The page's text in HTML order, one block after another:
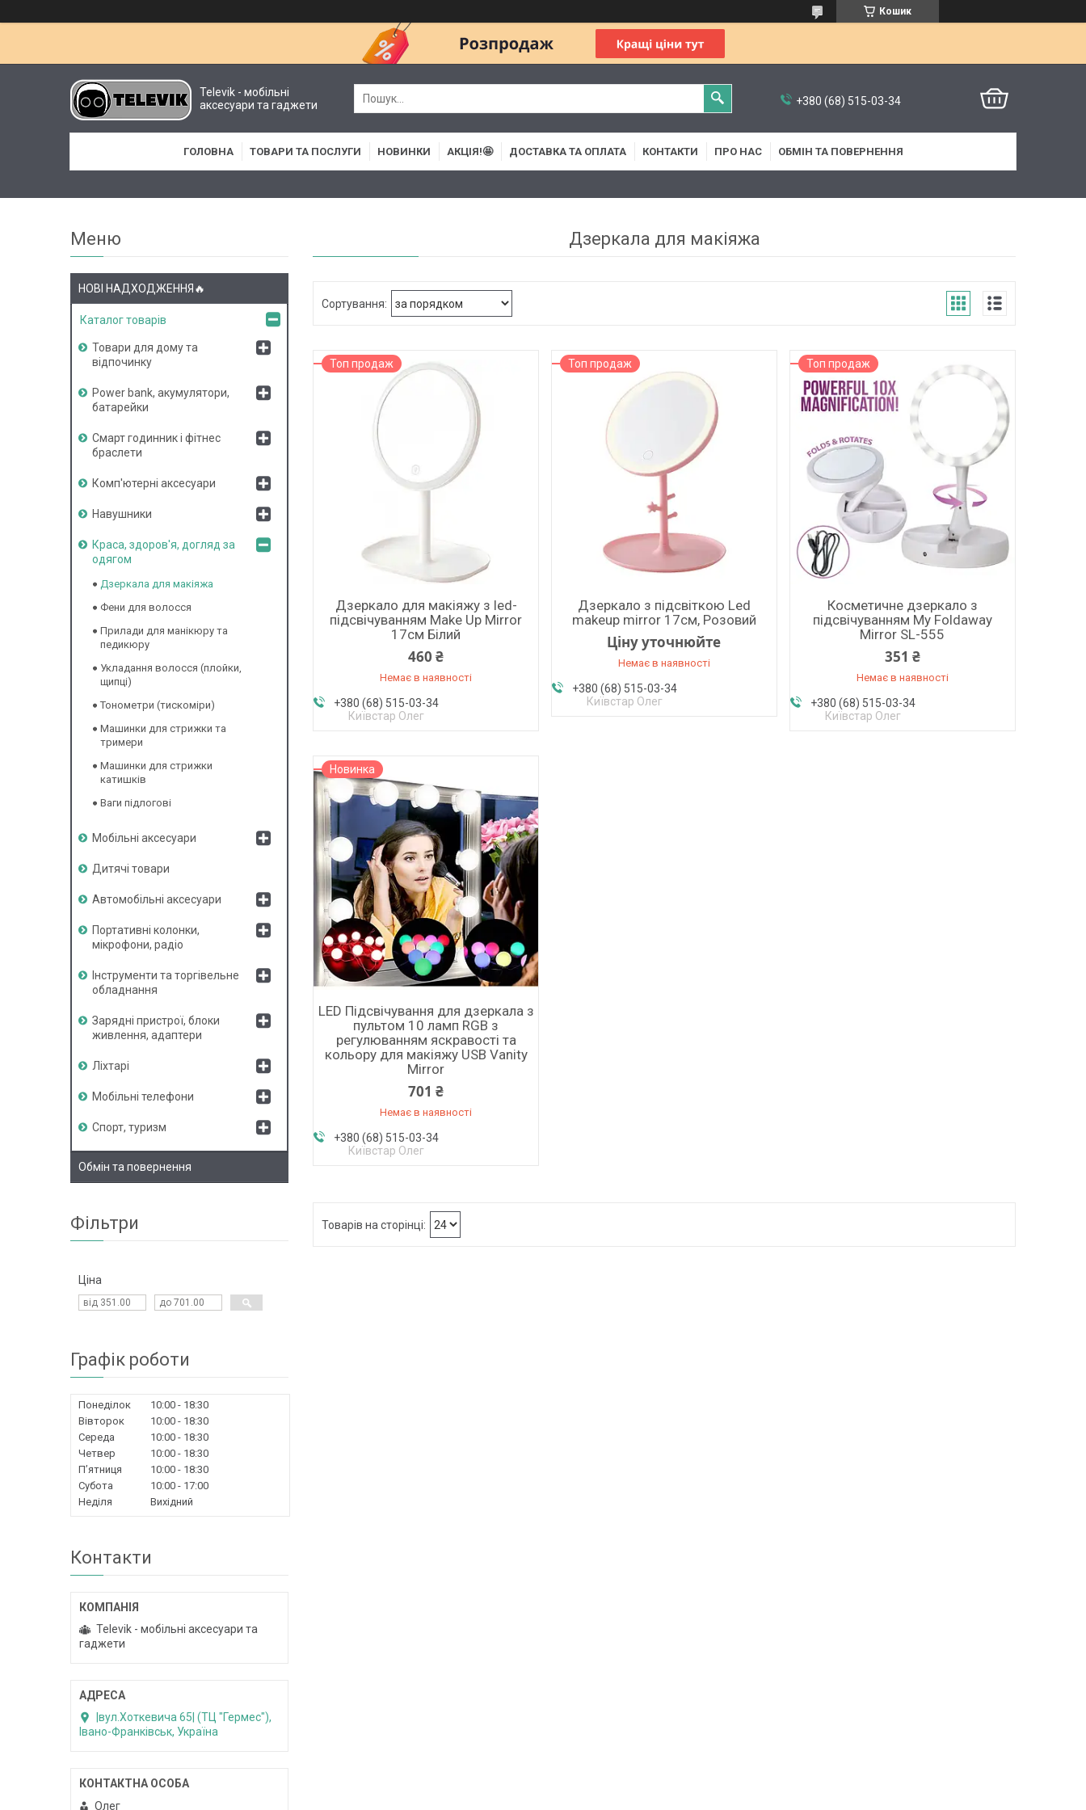
Кошик
Televik - мобільні
аксесуари та гаджети
+380 (68) 515-03-34
ГОЛОВНА ТОВАРИ ТА ПОСЛУГИ НОВИНКИ АКЦІЯ!🤩 ДОСТАВКА ТА ОПЛАТА КОНТАКТИ ПРО НАС ОБМІН ТА ПОВЕРНЕННЯ
Дзеркала для макіяжа
Топ продаж
Дзеркало для макіяжу з led-
підсвічуванням Make Up Mirror
17см Білий
460 ₴
Немає в наявності
+380 (68) 515-03-34
Київстар Олег
Топ продаж
Дзеркало з підсвіткою Led
makeup mirror 17см, Розовий
Ціну уточнюйте
Немає в наявності
+380 (68) 515-03-34
Київстар Олег
Топ продаж
Косметичне дзеркало з
підсвічуванням My Foldaway
Mirror SL-555
351 ₴
Немає в наявності
+380 (68) 515-03-34
Київстар Олег
Новинка
LED Підсвічування для дзеркала з
пультом 10 ламп RGB з
регулюванням яскравості та
кольору для макіяжу USB Vanity
Mirror
701 ₴
Немає в наявності
+380 (68) 515-03-34
Київстар Олег
НОВІ НАДХОДЖЕННЯ🔥
Каталог товарів
Товари для дому та
відпочинку
Power bank, акумулятори,
батарейки
Смарт годинник і фітнес
браслети
Комп'ютерні аксесуари
Навушники
Краса, здоров'я, догляд за
одягом
Дзеркала для макіяжа
Фени для волосся
Прилади для манікюру та
педикюру
Укладання волосся (плойки,
щипці)
Тонометри (тискоміри)
Машинки для стрижки та
тримери
Машинки для стрижки
катишків
Ваги підлогові
Мобільні аксесуари
Дитячі товари
Автомобільні аксесуари
Портативні колонки,
мікрофони, радіо
Інструменти та торгівельне
обладнання
Зарядні пристрої, блоки
живлення, адаптери
Ліхтарі
Мобільні телефони
Спорт, туризм
Обмін та повернення
Фільтри
Ціна
Графік роботи
Понеділок 10:00
18:30
Вівторок
10:00
18:30
Середа
10:00
18:30
Четвер
10:00
18:30
Пʼятниця
10:00
18:30
Субота
10:00
17:00
Неділя
Вихідний
Контакти
Televik - мобільні аксесуари та
гаджети
|вул.Хоткевича 65| (ТЦ "Гермес"),
Івано-Франківськ, Україна
Олег